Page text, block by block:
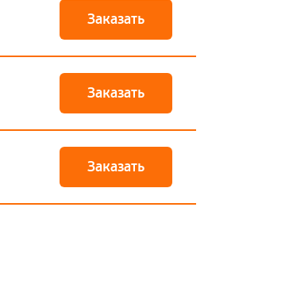
Заказать
Заказать
Заказать